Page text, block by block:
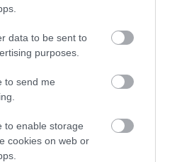
data to be sent to
purposes.
to send me
to enable storage
cookies on web or
ο πόνος στη κοιλιά;